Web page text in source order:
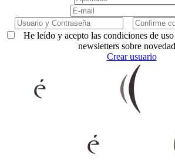
He leído y acepto las condiciones de
newsletters sobre
Crear usuario